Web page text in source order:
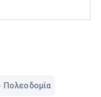
Πολεοδομία